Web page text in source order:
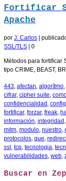
Fortificar
Apache
por J. Carlos |
SSL/TLS | 0
Métodos para fortificar
tipo CRIME, BEAST,
443 afectan algorítmo
cifrar, cipher suite
confidencialidad
fortificar, forzar, freak
información integridad
mitm modulo nuestro
protocolos que
ssl tcp tecnologia
vulnerabilidades web
Buscar en